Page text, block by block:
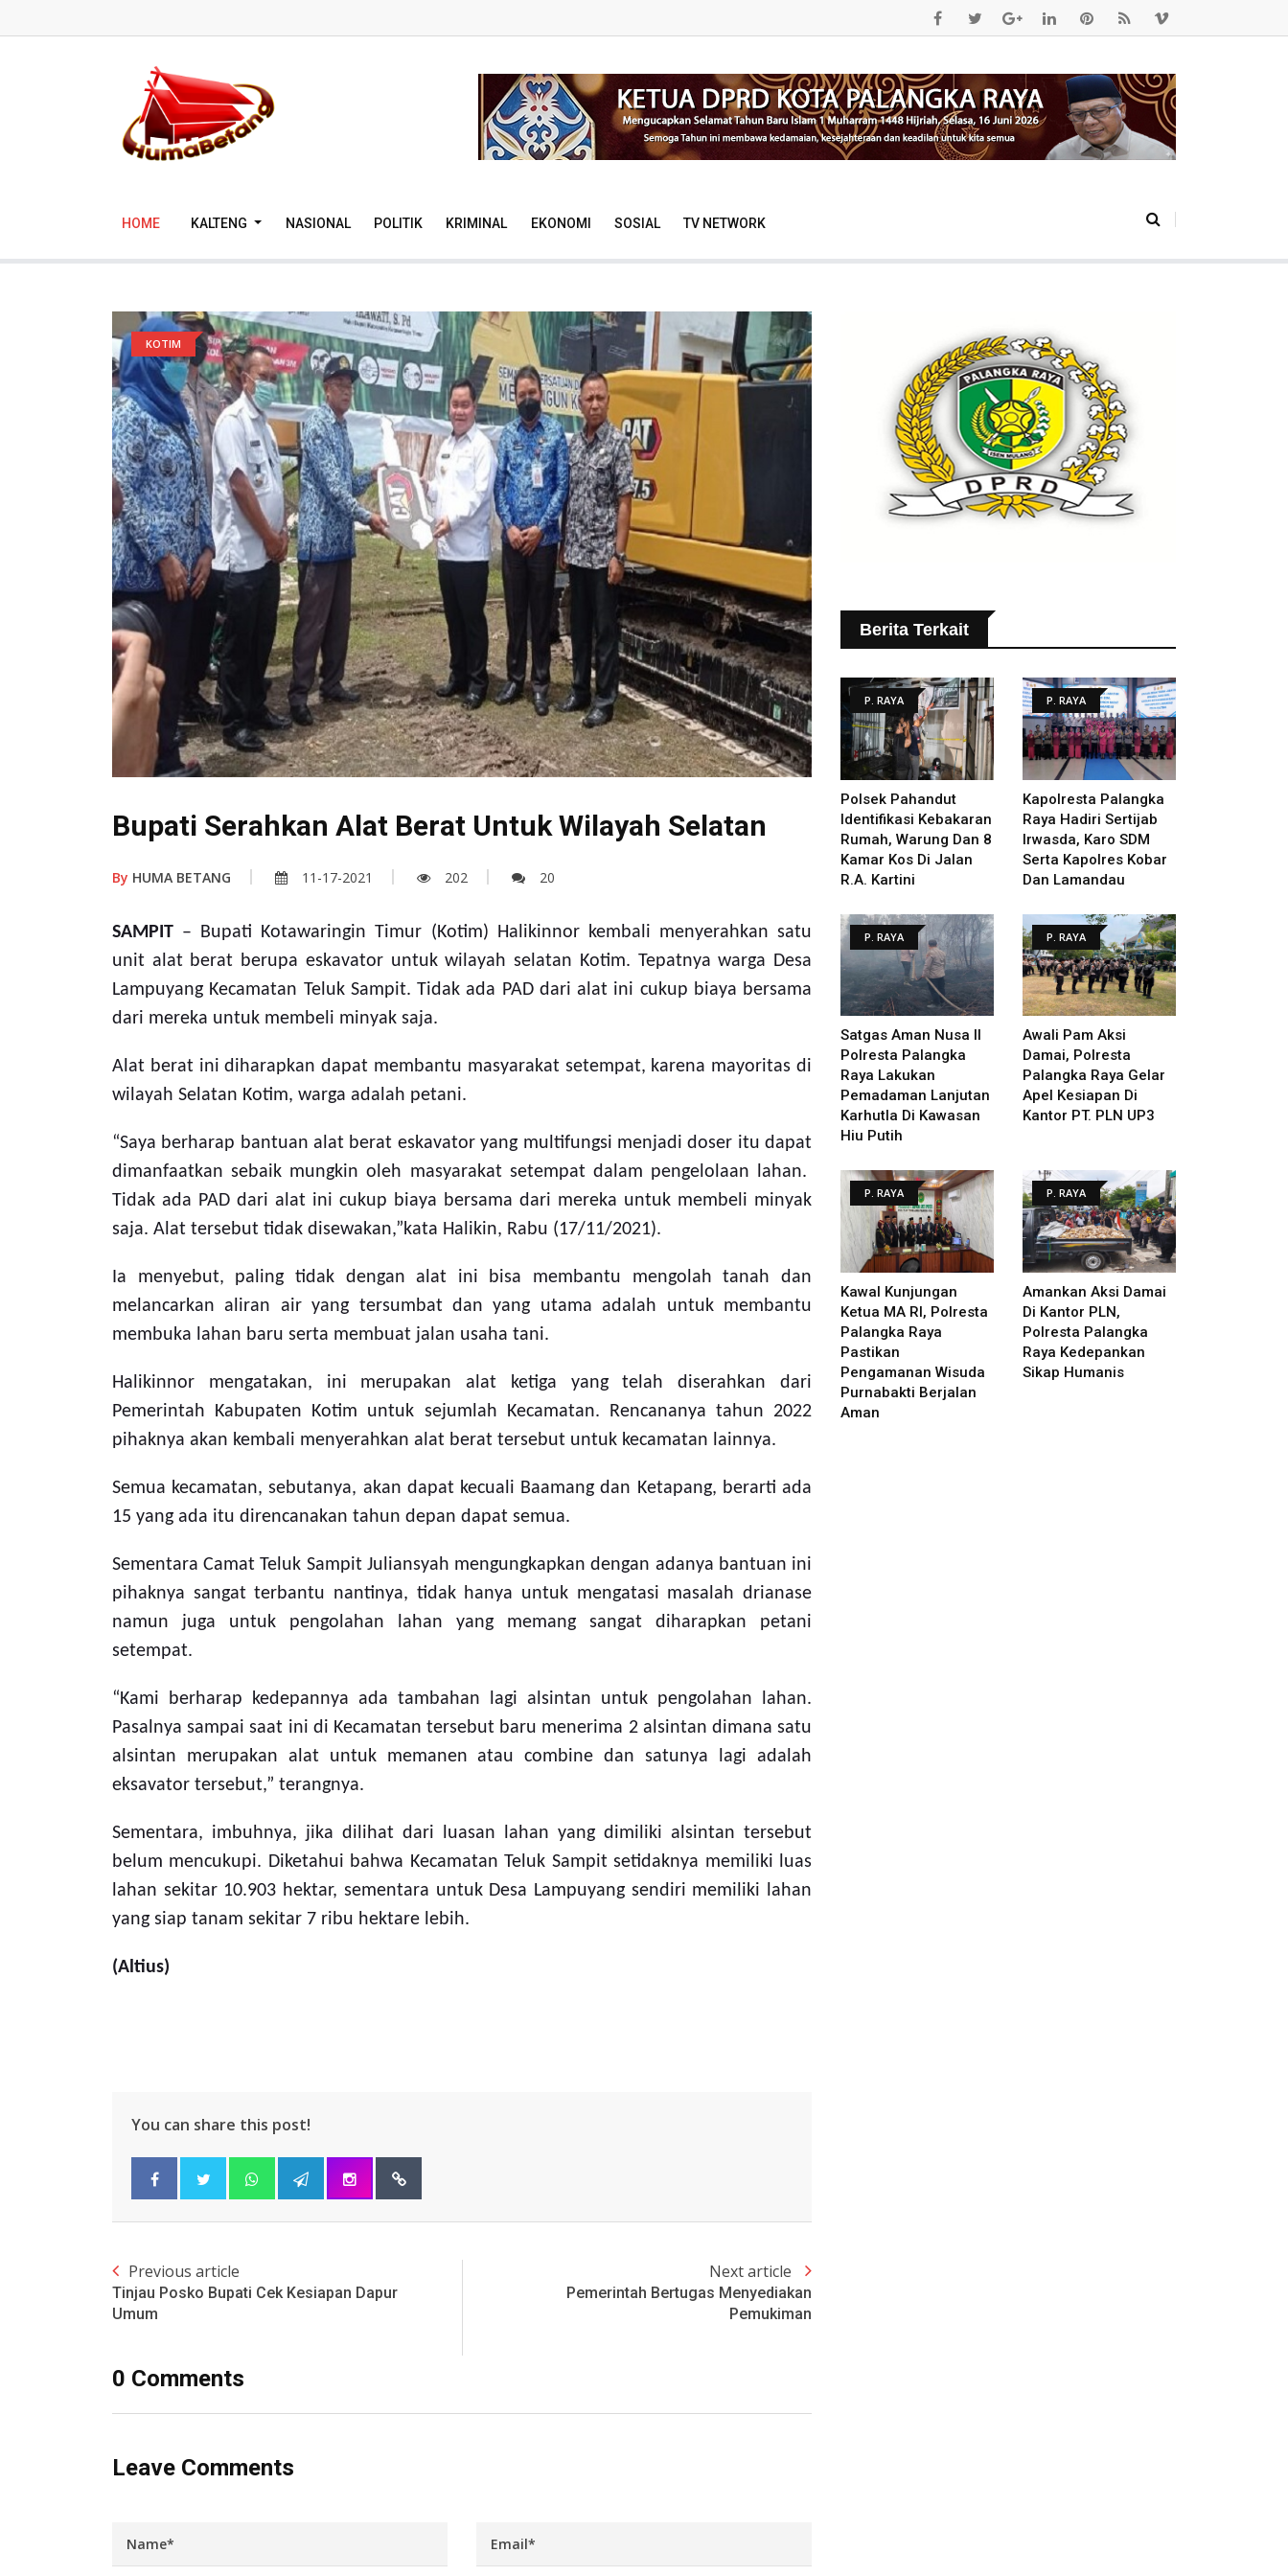
HOME KALTENG NASIONAL POLITIK KRIMINAL EKONOMI SOSIAL TV NETWORK
KOTIM
Bupati Serahkan Alat Berat Untuk Wilayah Selatan
By HUMA BETANG 11-17-2021 202 20
SAMPIT – Bupati Kotawaringin Timur (Kotim) Halikinnor kembali menyerahkan satu
unit alat berat berupa eskavator untuk wilayah selatan Kotim. Tepatnya warga Desa
Lampuyang Kecamatan Teluk Sampit. Tidak ada PAD dari alat ini cukup biaya bersama
dari mereka untuk membeli minyak saja.
Alat berat ini diharapkan dapat membantu masyarakat setempat, karena mayoritas di
wilayah Selatan Kotim, warga adalah petani.
“Saya berharap bantuan alat berat eskavator yang multifungsi menjadi doser itu dapat
dimanfaatkan sebaik mungkin oleh masyarakat setempat dalam pengelolaan lahan.
Tidak ada PAD dari alat ini cukup biaya bersama dari mereka untuk membeli minyak
saja. Alat tersebut tidak disewakan,”kata Halikin, Rabu (17/11/2021).
Ia menyebut, paling tidak dengan alat ini bisa membantu mengolah tanah dan
melancarkan aliran air yang tersumbat dan yang utama adalah untuk membantu
membuka lahan baru serta membuat jalan usaha tani.
Halikinnor mengatakan, ini merupakan alat ketiga yang telah diserahkan dari
Pemerintah Kabupaten Kotim untuk sejumlah Kecamatan. Rencananya tahun 2022
pihaknya akan kembali menyerahkan alat berat tersebut untuk kecamatan lainnya.
Semua kecamatan, sebutanya, akan dapat kecuali Baamang dan Ketapang, berarti ada
15 yang ada itu direncanakan tahun depan dapat semua.
Sementara Camat Teluk Sampit Juliansyah mengungkapkan dengan adanya bantuan ini
pihaknya sangat terbantu nantinya, tidak hanya untuk mengatasi masalah drianase
namun juga untuk pengolahan lahan yang memang sangat diharapkan petani
setempat.
“Kami berharap kedepannya ada tambahan lagi alsintan untuk pengolahan lahan.
Pasalnya sampai saat ini di Kecamatan tersebut baru menerima 2 alsintan dimana satu
alsintan merupakan alat untuk memanen atau combine dan satunya lagi adalah
eksavator tersebut,” terangnya.
Sementara, imbuhnya, jika dilihat dari luasan lahan yang dimiliki alsintan tersebut
belum mencukupi. Diketahui bahwa Kecamatan Teluk Sampit setidaknya memiliki luas
lahan sekitar 10.903 hektar, sementara untuk Desa Lampuyang sendiri memiliki lahan
yang siap tanam sekitar 7 ribu hektare lebih.
(Altius)
You can share this post!
Previous article
Tinjau Posko Bupati Cek Kesiapan Dapur
Umum
Next article
Pemerintah Bertugas Menyediakan
Pemukiman
0 Comments
Leave Comments
Berita Terkait
P. RAYA
Polsek Pahandut
Identifikasi Kebakaran
Rumah, Warung Dan 8
Kamar Kos Di Jalan
R.A. Kartini
P. RAYA
Kapolresta Palangka
Raya Hadiri Sertijab
Irwasda, Karo SDM
Serta Kapolres Kobar
Dan Lamandau
P. RAYA
Satgas Aman Nusa II
Polresta Palangka
Raya Lakukan
Pemadaman Lanjutan
Karhutla Di Kawasan
Hiu Putih
P. RAYA
Awali Pam Aksi
Damai, Polresta
Palangka Raya Gelar
Apel Kesiapan Di
Kantor PT. PLN UP3
P. RAYA
Kawal Kunjungan
Ketua MA RI, Polresta
Palangka Raya
Pastikan
Pengamanan Wisuda
Purnabakti Berjalan
Aman
P. RAYA
Amankan Aksi Damai
Di Kantor PLN,
Polresta Palangka
Raya Kedepankan
Sikap Humanis